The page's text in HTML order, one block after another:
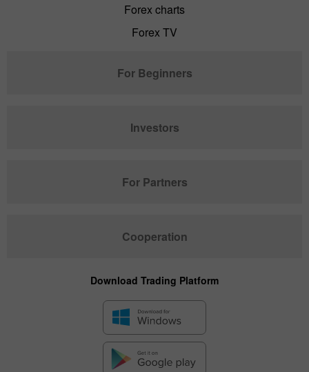
Forex charts
Forex TV
For Beginners
Investors
For Partners
Cooperation
Download Trading Platform